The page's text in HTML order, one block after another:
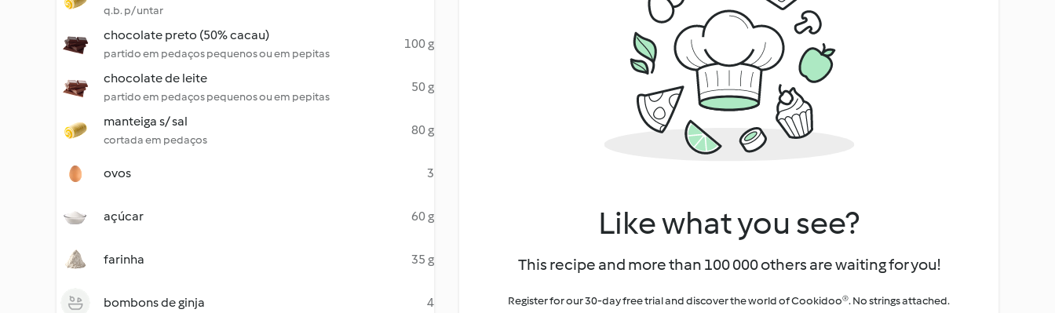
q.b. p/ untar
chocolate preto (50% cacau)
partido em pedaços pequenos ou em pepitas
100 g
chocolate de leite
partido em pedaços pequenos ou em pepitas
50 g
manteiga s/ sal
cortada em pedaços
80 g
ovos 3
açúcar 60 g
farinha 35 g
bombons de ginja 4
Like what you see?
This recipe and more than 100 000 others are waiting for you!
Register for our 30-day free trial and discover the world of Cookidoo®. No strings attached.